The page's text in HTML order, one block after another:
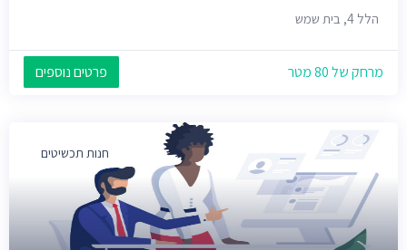
הלל 4, בית שמש
מרחק של 80 מטר פרטים נוספים
חנות תכשיטים